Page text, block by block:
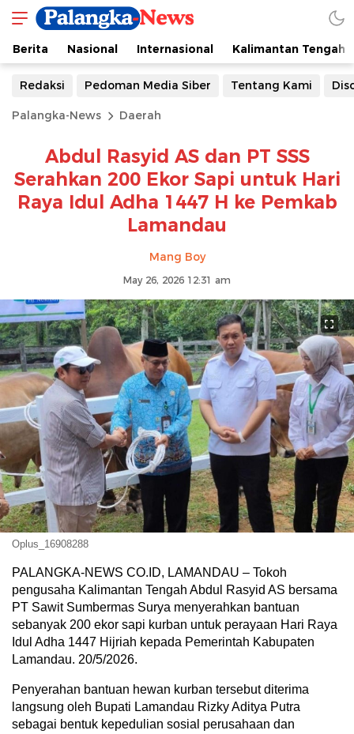
Berita Nasional Internasional Kalimantan Tengah
Redaksi Pedoman Media Siber Tentang Kami
Palangka-News Daerah
Abdul Rasyid AS dan PT SSS
Serahkan 200 Ekor Sapi untuk Hari
Raya Idul Adha 1447 H ke Pemkab
Lamandau
Mang Boy
May 26, 2026 12:31 am
Oplus_16908288
PALANGKA-NEWS CO.ID, LAMANDAU – Tokoh
pengusaha Kalimantan Tengah Abdul Rasyid AS bersama
PT Sawit Sumbermas Surya menyerahkan bantuan
sebanyak 200 ekor sapi kurban untuk perayaan Hari Raya
Idul Adha 1447 Hijriah kepada Pemerintah Kabupaten
Lamandau. 20/5/2026.
Penyerahan bantuan hewan kurban tersebut diterima
langsung oleh Bupati Lamandau Rizky Aditya Putra
sebagai bentuk kepedulian sosial perusahaan dan